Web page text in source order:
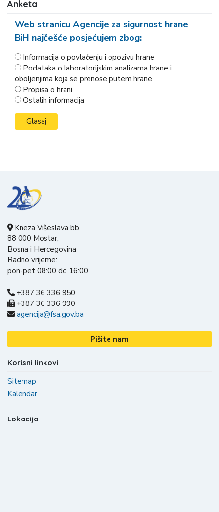
Anketa
Web stranicu Agencije za sigurnost hrane
BiH najčešće posjećujem zbog:
Informacija o povlačenju i opozivu hrane
Podataka o laboratorijskim analizama hrane i
oboljenjima koja se prenose putem hrane
Propisa o hrani
Ostalih informacija
Kneza Višeslava bb,
88 000 Mostar,
Bosna i Hercegovina
Radno vrijeme:
pon-pet 08:00 do 16:00
+387 36 336 950
+387 36 336 990
agencija@fsa.gov.ba
Pišite nam
Korisni linkovi
Sitemap
Kalendar
Lokacija